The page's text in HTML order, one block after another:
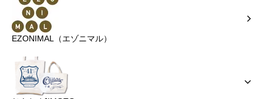
EZONIMAL（エゾニマル）